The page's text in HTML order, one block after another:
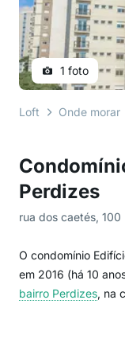
Perdizes
rua dos caetés, 100
O condomínio
em 2016 (há 10
bairro Perdizes, na
1 foto
Loft Onde morar